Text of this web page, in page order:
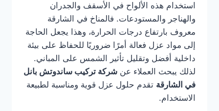
استخدام هذه الألواح في الأسقف والجدران
والهناجر والمستودعات. فالمناخ في الشارقة
معروف بارتفاع درجات الحرارة، وهذا يجعل الحاجة
إلى مواد عزل فعالة أمرًا ضروريًا للحفاظ على بيئة
داخلية أفضل وتقليل تأثير الشمس على المباني.
لذلك يبحث العملاء عن شركة تركيب ساندوتش بانل
في الشارقة تقدم حلول عزل قوية ومناسبة لطبيعة
الاستخدام.